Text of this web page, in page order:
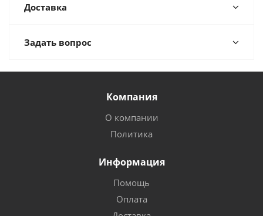
Доставка
Задать вопрос
Компания
О компании
Политика
Информация
Помощь
Оплата